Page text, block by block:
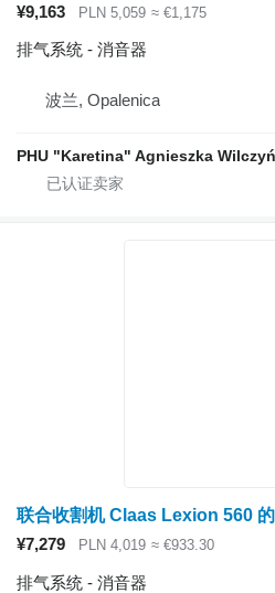
¥9,163 PLN 5,059 ≈ €1,175
排气系统 - 消音器
波兰, Opalenica
PHU "Karetina" Agnieszka
¥7,279 PLN 4,019 ≈ €933.30
排气系统 - 消音器